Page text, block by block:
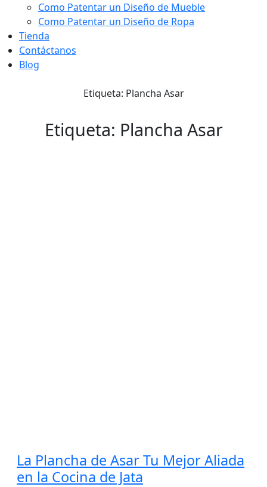
Como Patentar un Diseño de Mueble
Como Patentar un Diseño de Ropa
Tienda
Contáctanos
Blog
Etiqueta: Plancha Asar
Etiqueta: Plancha Asar
La Plancha de Asar Tu Mejor Aliada
en la Cocina de Jata